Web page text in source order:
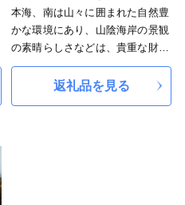
本海、南は山々に囲まれた自然豊
かな環境にあり、山陰海岸の景観
の素晴らしさなどは、貴重な財産
であり、これらを後世に継承して
いくことが大切なことと考えてい
返礼品を見る